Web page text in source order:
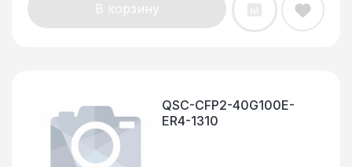
В корзину
QSC-CFP2-40G100E-
ER4-1310